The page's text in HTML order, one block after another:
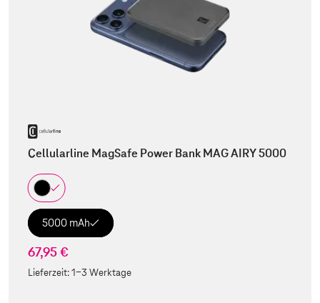
Cellularline MagSafe Power Bank MAG AIRY 5000
5000 mAh
67,95 €
Lieferzeit:1-3 Werktage